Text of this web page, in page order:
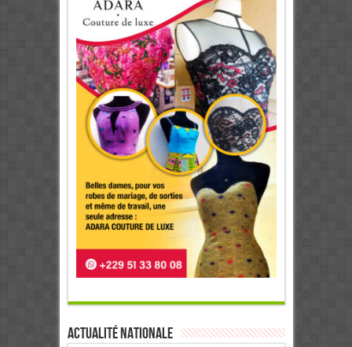
Actualité Nationale